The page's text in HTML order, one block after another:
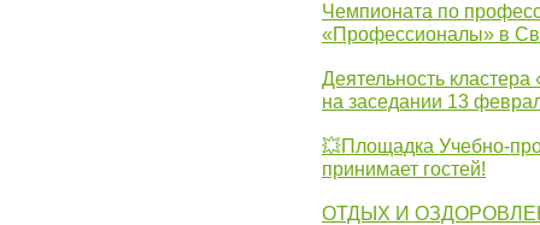
Чемпионата по
«Профессионалы» в
Деятельность
на заседании 13
💥Площадка Учебно-
принимает гостей!
ОТДЫХ И